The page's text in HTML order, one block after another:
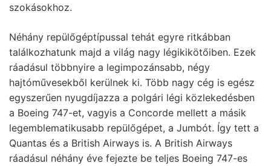
szokásokhoz.
Néhány repülőgéptípussal tehát egyre ritkábban
találkozhatunk majd a világ nagy légikikötőiben. Ezek
ráadásul többnyire a legimpozánsabb, négy
hajtóművesekből kerülnek ki. Több nagy cég is egész
egyszerűen nyugdíjazza a polgári légi közlekedésben
a Boeing 747-et, vagyis a Concorde mellett a másik
legemblematikusabb repülőgépet, a Jumbót. Így tett a
Quantas és a British Airways is. A British Airways
ráadásul néhány éve fejezte be teljes Boeing 747-es